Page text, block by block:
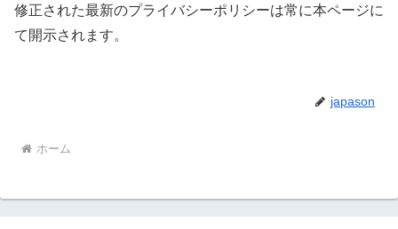
修正された最新のプライバシーポリシーは常に本ページに
て開示されます。
japason
ホーム